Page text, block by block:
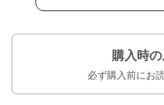
購入時
必ず購入前にお